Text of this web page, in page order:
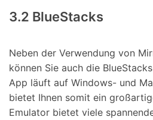
3.2 BlueStacks
Neben der Verwendung von
können Sie auch die
App läuft auf Windows- und
bietet Ihnen somit ein
Emulator bietet viele